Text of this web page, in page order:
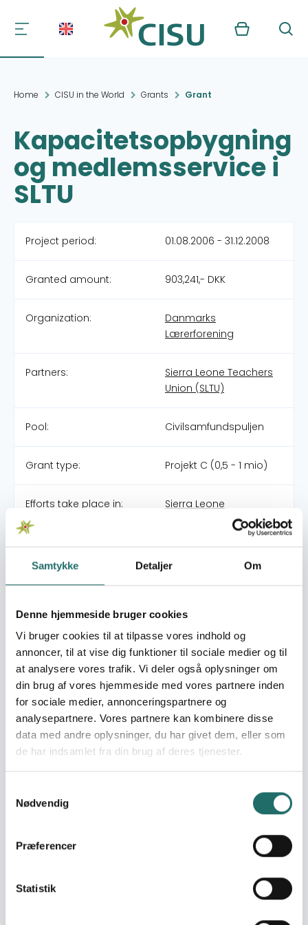
Samtykke Detaljer Om
Denne hjemmeside bruger cookies
Vi bruger cookies til at tilpasse vores indhold og
annoncer, til at vise dig funktioner til sociale medier og til
at analysere vores trafik. Vi deler også oplysninger om
din brug af vores hjemmeside med vores partnere inden
for sociale medier, annonceringspartnere og
analysepartnere. Vores partnere kan kombinere disse
data med andre oplysninger, du har givet dem, eller som
de har indsamlet fra din brug af deres tjenester.
Nødvendig
Præferencer
Statistik
Kurv Søg
Home CISU in the World Grants Grant
Kapacitetsopbygning
og medlemsservice i
SLTU
Project period: 01.08.2006 - 31.12.2008
Granted amount: 903,241,- DKK
Organization:
Danmarks
Lærerforening
Partners:
Sierra Leone Teachers
Union (SLTU)
Pool: Civilsamfundspuljen
Grant type: Projekt C (0,5 - 1 mio)
Efforts take place in: Sierra Leone
Overall targets
At styrke SLTU som en uafhængig demokratisk
repræsentere lærerne i uddannelsespolitik.
Immediate targets
A. At bidrage med information og service til lærere for at
forbedre deres viden, præstation og arbejdssituation. B.
At forbedre muligheden for SLTU og dens
repræsentanter for at kunne deltage i en konstruktiv
social dialog med både regeringen og NGO’er på alle
politiske niveauer.
repræsentanter, hvoraf mindst 30 % vil være kvinder
Projektet er en fortsættelse af et projektsamarbejde
mellem Danmarks Lærerforening (DLF) og Sierra Leone
Teachers Union (SLTU), som blev afbrudt da borgerkrigen
i Sierra Leone brød ud i 1997. SLTU repræsenterer alle